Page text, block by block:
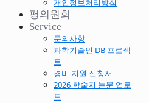
개인정보처리방침
평의원회
Service
문의사항
과학기술인 DB 프로젝
트
경비 지원 신청서
2026 학술지 논문 업로
드